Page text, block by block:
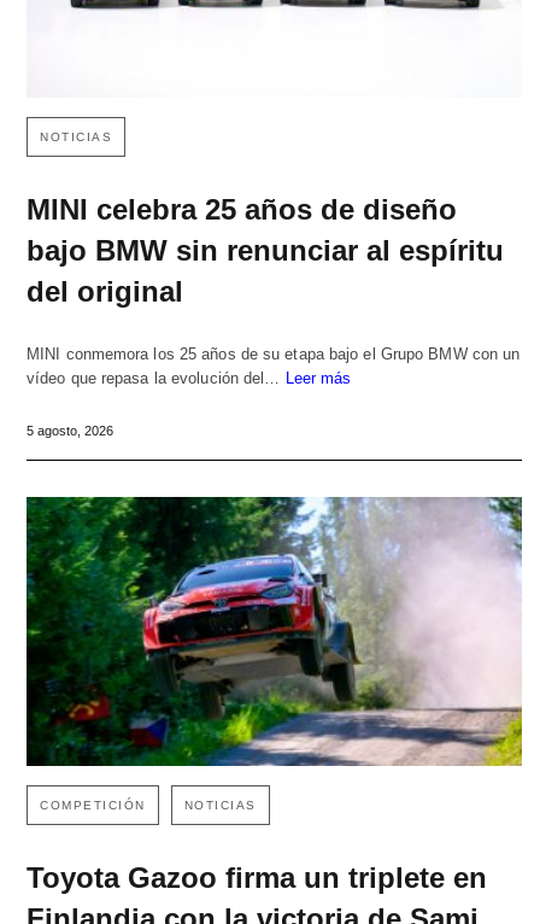
NOTICIAS
MINI celebra 25 años de diseño
bajo BMW sin renunciar al espíritu
del original
MINI conmemora los 25 años de su etapa bajo el Grupo BMW con un
vídeo que repasa la evolución del… Leer más
5 agosto, 2026
COMPETICIÓN NOTICIAS
Toyota Gazoo firma un triplete en